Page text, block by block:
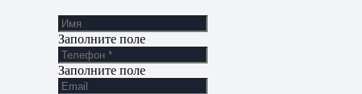
Заполните поле
Заполните поле